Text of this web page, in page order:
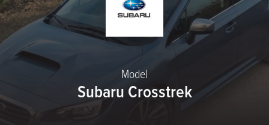
Model
Subaru Crosstrek